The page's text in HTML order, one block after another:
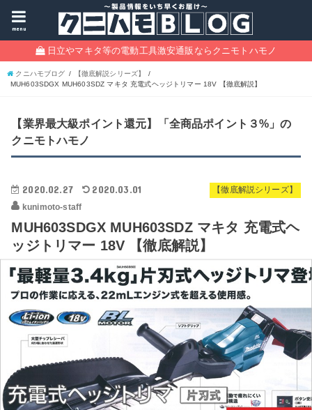
menu
日立やマキタ等の電動工具激安通販ならクニモトハモノ
クニハモブログ
【徹底解説シリーズ】
MUH603SDGX MUH603SDZ マキタ 充電式ヘッジトリマー 18V 【徹底解説】
【業界最大級ポイント還元】「全商品ポイント３%」の
クニモトハモノ
【徹底解説シリーズ】
2020.02.27 2020.03.01
kunimoto-staff
MUH603SDGX MUH603SDZ マキタ 充電式ヘ
ッジトリマー 18V 【徹底解説】